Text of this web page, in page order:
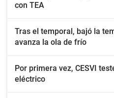
con TEA
Tras el temporal, bajó la
avanza la ola de frío
Por primera vez, CESVI
eléctrico